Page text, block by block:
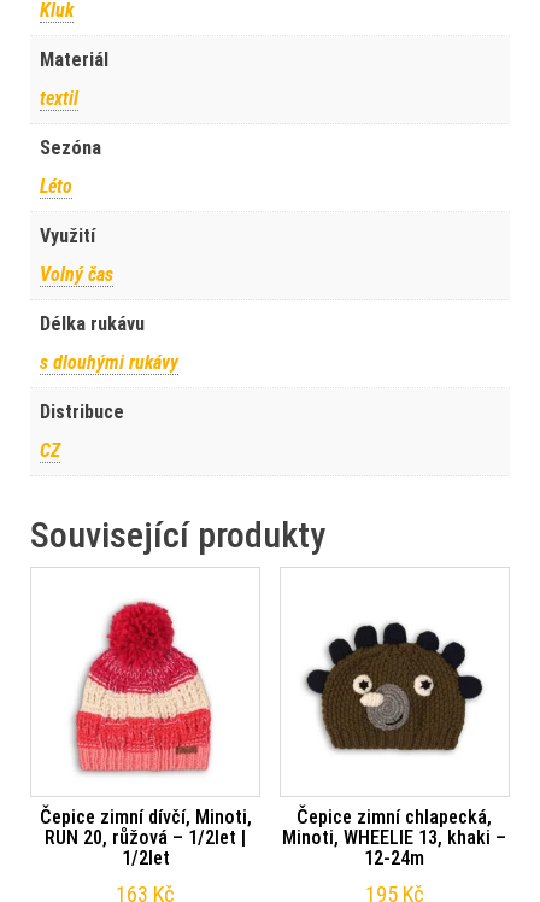
Kluk
Materiál
textil
Sezóna
Léto
Využití
Volný čas
Délka rukávu
s dlouhými rukávy
Distribuce
CZ
Související produkty
Čepice zimní dívčí, Minoti,
RUN 20, růžová – 1/2let |
1/2let
163 Kč
Čepice zimní chlapecká,
Minoti, WHEELIE 13, khaki –
12-24m
195 Kč